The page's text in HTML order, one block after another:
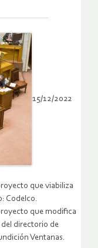
15/12/2022
que viabiliza
Codelco.
que modifica
del directorio de
Ventanas.